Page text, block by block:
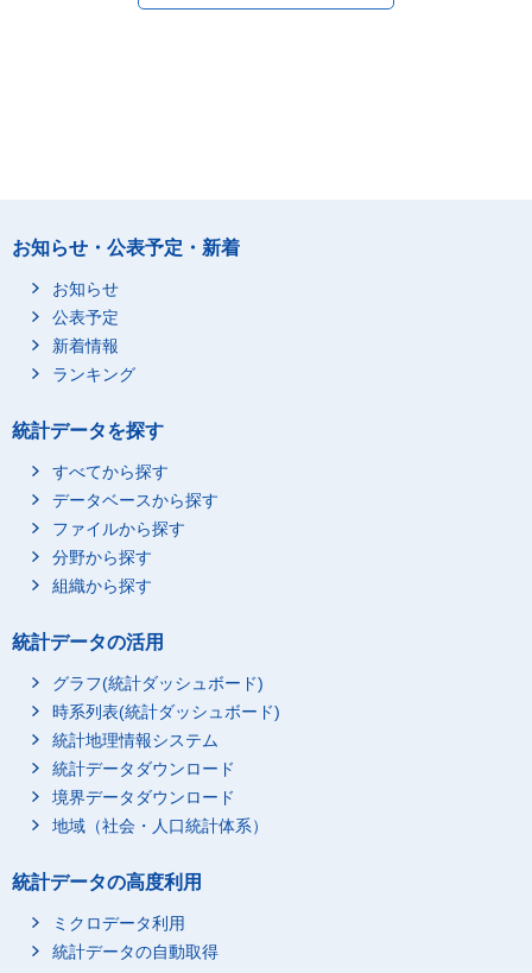
お知らせ・公表予定・新着
お知らせ
公表予定
新着情報
ランキング
統計データを探す
すべてから探す
データベースから探す
ファイルから探す
分野から探す
組織から探す
統計データの活用
グラフ(統計ダッシュボード)
時系列表(統計ダッシュボード)
統計地理情報システム
統計データダウンロード
境界データダウンロード
地域（社会・人口統計体系）
統計データの高度利用
ミクロデータ利用
統計データの自動取得